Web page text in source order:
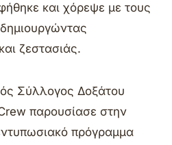
και χόρεψε με τους
ζεστασιάς.
Σύλλογος Δοξάτου
παρουσίασε στην
πρόγραμμα